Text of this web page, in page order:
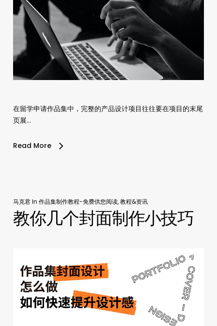
在留学申请作品集中，完整的产品设计项目往往要在项目的末尾
页展…
Read More
马克君In 作品集制作教程-免费供您阅读,教程&资讯
教你几个封面制作小技巧